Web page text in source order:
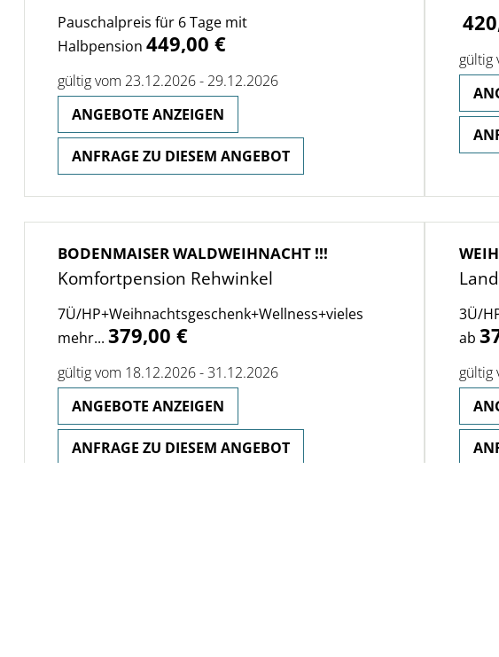
Pauschalpreis für 6 Tage mit
Halbpension449,00 €
gültig vom 23.12.2026 - 29.12.2026
ANGEBOTE ANZEIGEN
ANFRAGE ZU DIESEM ANGEBOT
gültig
BODENMAISER WALDWEIHNACHT !!!
Komfortpension Rehwinkel
7Ü/HP+Weihnachtsgeschenk+Wellness+vieles
mehr...379,00 €
gültig vom 18.12.2026 - 31.12.2026
ANGEBOTE ANZEIGEN
ANFRAGE ZU DIESEM ANGEBOT
3Ü/
ab
gültig